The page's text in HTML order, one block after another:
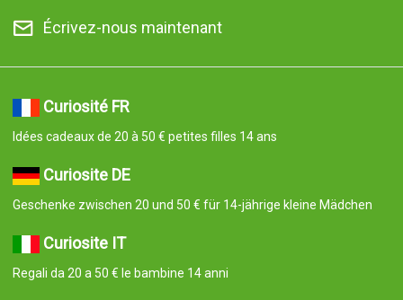
Écrivez-nous maintenant
Curiosité FR
Idées cadeaux de 20 à 50 € petites filles 14 ans
Curiosite DE
Geschenke zwischen 20 und 50 € für 14-jährige kleine Mädchen
Curiosite IT
Regali da 20 a 50 € le bambine 14 anni